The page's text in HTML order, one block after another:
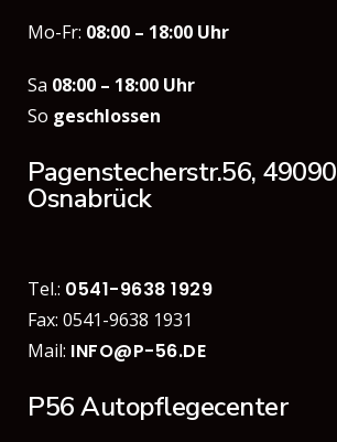
Mo-Fr: 08:00 – 18:00 Uhr
Sa 08:00 – 18:00 Uhr
So geschlossen
Pagenstecherstr.56, 49090
Osnabrück
Tel.: 0541-9638 1929
Fax: 0541-9638 1931
Mail: INFO@P-56.DE
P56 Autopflegecenter